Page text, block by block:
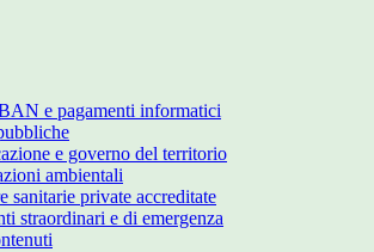
e pagamenti informatici
e governo del territorio
ambientali
sanitarie private accreditate
straordinari e di emergenza